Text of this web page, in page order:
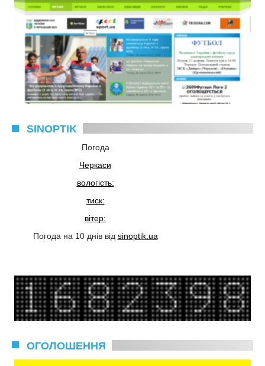
SINOPTIK
Погода
Черкаси
вологість:
тиск:
вітер:
Погода на 10 днів від sinoptik.ua
ОГОЛОШЕННЯ